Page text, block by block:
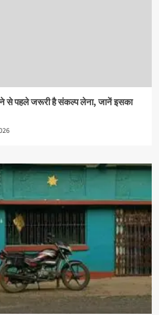
पहले जरूरी है संकल्प लेना, जानें इसका